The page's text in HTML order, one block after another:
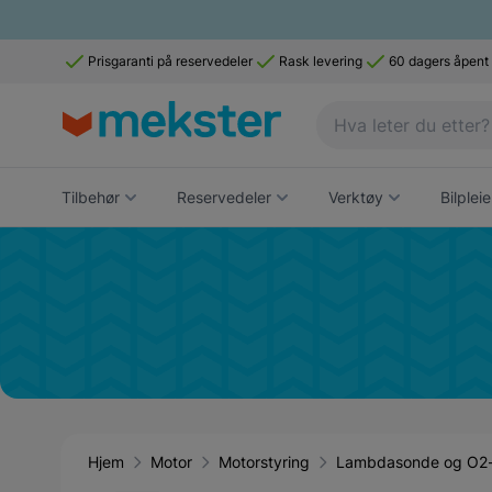
Prisgaranti på reservedeler Rask levering 60 dagers åpent
Tilbehør Reservedeler Verktøy Bilpleie
Hjem Motor Motorstyring Lambdasonde og